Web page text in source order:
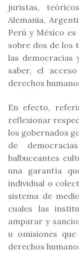
juristas,
Alemania,
Perú y México
sobre dos de los
las democracias
saber, el
derechos
En efecto,
reflexionar
los gobernados
de
balbuceantes
una garantía
individual o
sistema de
cuales las
amparar y
u omisiones
derechos